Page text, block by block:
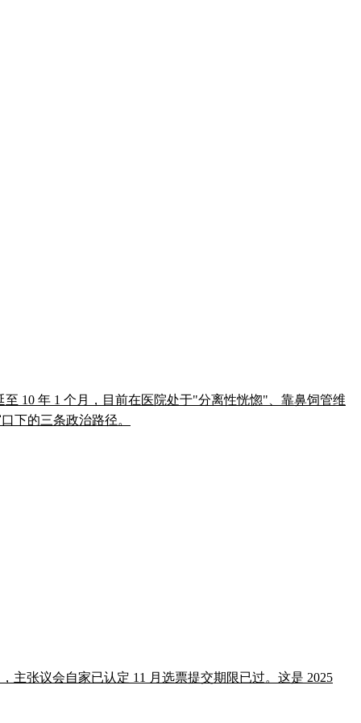
至 10 年 1 个月，目前在医院处于"分离性恍惚"、靠鼻饲管维
下的三条政治路径。
主张议会自家已认定 11 月选票提交期限已过。这是 2025